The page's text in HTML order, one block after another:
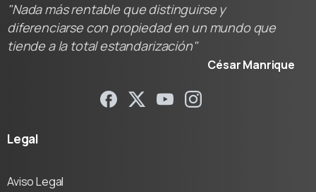
"Nada más rentable que distinguirse y
diferenciarse con propiedad en un mundo que
tiende a la total estandarización"
César Manrique
Legal
Aviso Legal